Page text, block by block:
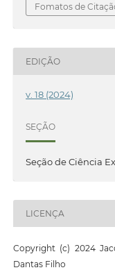
Fomatos de
EDIÇÃO
v. 18 (2024)
SEÇÃO
Seção de Ciência
LICENÇA
Copyright (c) 2024
Dantas Filho